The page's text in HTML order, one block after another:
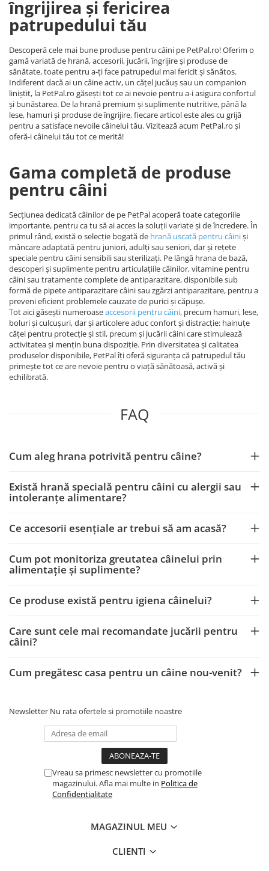
îngrijirea și fericirea
patrupedului tău
Descoperă cele mai bune produse pentru câini pe PetPal.ro! Oferim o
gamă variată de hrană, accesorii, jucării, îngrijire și produse de
sănătate, toate pentru a-ți face patrupedul mai fericit și sănătos.
Indiferent dacă ai un câine activ, un cățel jucăuș sau un companion
liniștit, la PetPal.ro găsești tot ce ai nevoie pentru a-i asigura confortul
și bunăstarea. De la hrană premium și suplimente nutritive, până la
lese, hamuri și produse de îngrijire, fiecare articol este ales cu grijă
pentru a satisface nevoile câinelui tău. Vizitează acum PetPal.ro și
oferă-i câinelui tău tot ce merită!
Gama completă de produse
pentru câini
Secțiunea dedicată câinilor de pe PetPal acoperă toate categoriile
importante, pentru ca tu să ai acces la soluții variate și de încredere. În
primul rând, există o selecție bogată de hrană uscată pentru câiniși
mâncare adaptată pentru juniori, adulți sau seniori, dar și rețete
speciale pentru câini sensibili sau sterilizați. Pe lângă hrana de bază,
descoperi și suplimente pentru articulațiile câinilor, vitamine pentru
câini sau tratamente complete de antiparazitare, disponibile sub
formă de pipete antiparazitare câini sau zgărzi antiparazitare, pentru a
preveni eficient problemele cauzate de purici și căpușe.
Tot aici găsești numeroaseaccesorii pentru câini, precum hamuri, lese,
boluri și culcușuri, dar și articolere aduc confort și distracție: hainuțe
căței pentru protecție și stil, precum și jucării câini care stimulează
activitatea și mențin buna dispoziție. Prin diversitatea și calitatea
produselor disponibile, PetPal îți oferă siguranța că patrupedul tău
primește tot ce are nevoie pentru o viață sănătoasă, activă și
echilibrată.
FAQ
Cum aleg hrana potrivită pentru câine?
Există hrană specială pentru câini cu alergii sau
intoleranțe alimentare?
Ce accesorii esențiale ar trebui să am acasă?
Cum pot monitoriza greutatea câinelui prin
alimentație și suplimente?
Ce produse există pentru igiena câinelui?
Care sunt cele mai recomandate jucării pentru
câini?
Cum pregătesc casa pentru un câine nou-venit?
Newsletter Nu rata ofertele si promotiile noastre
Vreau sa primesc newsletter cu promotiile
magazinului. Afla mai multe in Politica de
Confidentialitate
MAGAZINUL MEU
CLIENTI